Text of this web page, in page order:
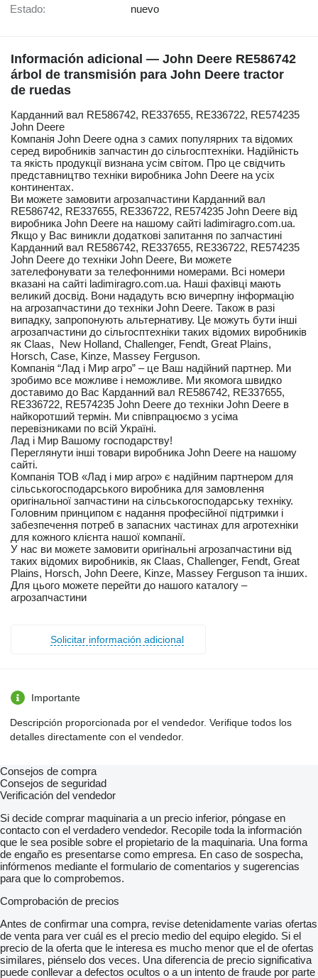
Estado: nuevo
Información adicional — John Deere RE586742
árbol de transmisión para John Deere tractor
de ruedas
Карданний вал RE586742, RE337655, RE336722, RE574235
John Deere
Компанія John Deere одна з самих популярних та відомих
серед виробників запчастин до сільгосптехніки. Надійність
та якість продукції визнана усім світом. Про це свідчить
представництво техніки виробника John Deere на усіх
континентах.
Ви можете замовити агрозапчастини Карданний вал
RE586742, RE337655, RE336722, RE574235 John Deere від
виробника John Deere на нашому сайті ladimiragro.com.ua.
Якщо у Вас виникли додаткові запитання по запчастині
Карданний вал RE586742, RE337655, RE336722, RE574235
John Deere до техніки John Deere, Ви можете
зателефонувати за телефонними номерами. Всі номери
вказані на сайті ladimiragro.com.ua. Наші фахівці мають
великий досвід. Вони нададуть всю вичерпну інформацію
на агрозапчастини до техніки John Deere. Також в разі
випадку, запропонують альтернативу. Це можуть бути інші
агрозапчастини до сільгосптехніки таких відомих виробників
як Claas, New Holland, Challenger, Fendt, Great Plains,
Horsch, Case, Kinze, Massey Ferguson.
Компанія “Лад і Мир агро” – це Ваш надійний партнер. Ми
зробимо все можливе і неможливе. Ми якомога швидко
доставимо до Вас Карданний вал RE586742, RE337655,
RE336722, RE574235 John Deere до техніки John Deere в
найкоротший термін. Ми співпрацюємо з усіма
перевізниками по всій Україні.
Лад і Мир Вашому господарству!
Переглянути інші товари виробника John Deere на нашому
сайті.
Компанія ТОВ «Лад і мир агро» є надійним партнером для
сільськогосподарського виробника для замовлення
оригінальної запчастини на сільськогосподарську техніку.
Головним принципом є надання професійної підтримки і
забезпечення потреб в запасних частинах для агротехніки
для кожного клієнта нашої компанії.
У нас ви можете замовити оригінальні агрозапчастини від
таких відомих виробників, як Claas, Challenger, Fendt, Great
Plains, Horsch, John Deere, Kinze, Massey Ferguson та інших.
Для цього можете перейти до нашого каталогу –
агрозапчастини
Solicitar información adicional
Importante
Descripción proporcionada por el vendedor. Verifique todos los
detalles directamente con el vendedor.
Consejos de compra
Consejos de seguridad
Verificación del vendedor
Si decide comprar maquinaria a un precio inferior, póngase en
contacto con el verdadero vendedor. Recopile toda la información
que le sea posible sobre el propietario de la maquinaria. Una forma
de engaño es presentarse como empresa. En caso de sospecha,
infórmenos mediante el formulario de comentarios y sugerencias
para que lo comprobemos.
Comprobación de precios
Antes de confirmar una compra, revise detenidamente varias ofertas
de venta para ver cuál es el precio medio del equipo elegido. Si el
precio de la oferta que le interesa es mucho menor que el de ofertas
similares, piénselo dos veces. Una diferencia de precio significativa
puede conllevar a defectos ocultos o a un intento de fraude por parte